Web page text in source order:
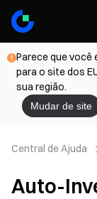
Parece que
para o site dos
sua região.
Mudar de site
Central de Ajuda
Auto-